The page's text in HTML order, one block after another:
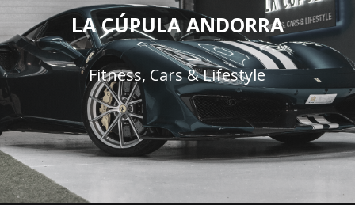
LA CÚPULA ANDORRA
Fitness, Cars & Lifestyle